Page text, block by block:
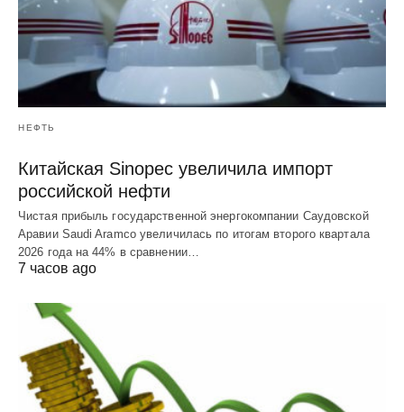
НЕФТЬ
Китайская Sinopec увеличила импорт
российской нефти
Чистая прибыль государственной энергокомпании Саудовской
Аравии Saudi Aramco увеличилась по итогам второго квартала
2026 года на 44% в сравнении…
7 часов ago